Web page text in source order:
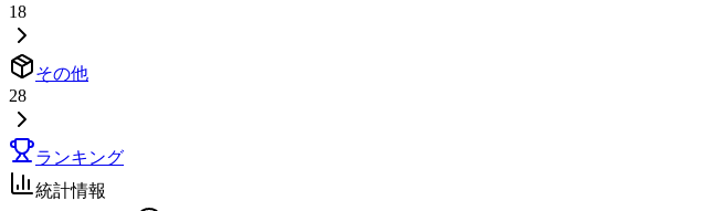
18
その他
28
ランキング
統計情報